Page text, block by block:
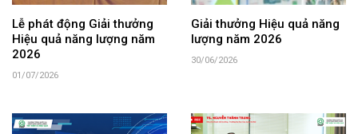
Lễ phát động Giải thưởng
Hiệu quả năng lượng năm
2026
01/07/2026
Giải thưởng Hiệu quả năng
lượng năm 2026
30/06/2026